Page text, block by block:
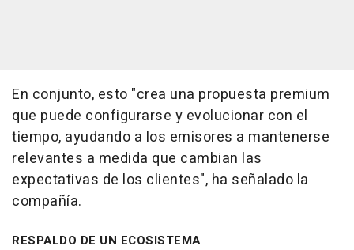
En conjunto, esto "crea una propuesta premium
que puede configurarse y evolucionar con el
tiempo, ayudando a los emisores a mantenerse
relevantes a medida que cambian las
expectativas de los clientes", ha señalado la
compañía.
RESPALDO DE UN ECOSISTEMA